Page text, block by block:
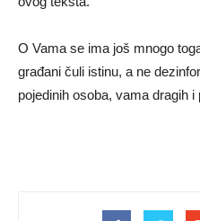
O Vama se ima još mnogo
građani čuli istinu, a ne
pojedinih osoba, vama dragih i